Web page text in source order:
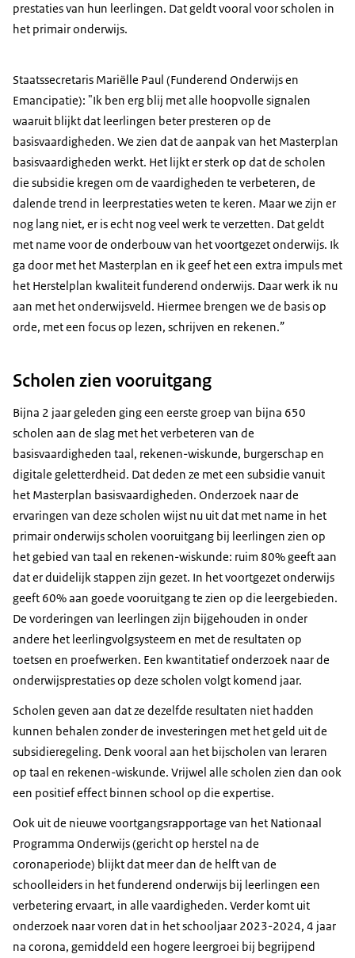
prestaties van hun leerlingen. Dat geldt vooral voor scholen in
het primair onderwijs.
Staatssecretaris Mariëlle Paul (Funderend Onderwijs en
Emancipatie): "Ik ben erg blij met alle hoopvolle signalen
waaruit blijkt dat leerlingen beter presteren op de
basisvaardigheden. We zien dat de aanpak van het Masterplan
basisvaardigheden werkt. Het lijkt er sterk op dat de scholen
die subsidie kregen om de vaardigheden te verbeteren, de
dalende trend in leerprestaties weten te keren. Maar we zijn er
nog lang niet, er is echt nog veel werk te verzetten. Dat geldt
met name voor de onderbouw van het voortgezet onderwijs. Ik
ga door met het Masterplan en ik geef het een extra impuls met
het Herstelplan kwaliteit funderend onderwijs. Daar werk ik nu
aan met het onderwijsveld. Hiermee brengen we de basis op
orde, met een focus op lezen, schrijven en rekenen.”
Scholen zien vooruitgang
Bijna 2 jaar geleden ging een eerste groep van bijna 650
scholen aan de slag met het verbeteren van de
basisvaardigheden taal, rekenen-wiskunde, burgerschap en
digitale geletterdheid. Dat deden ze met een subsidie vanuit
het Masterplan basisvaardigheden. Onderzoek naar de
ervaringen van deze scholen wijst nu uit dat met name in het
primair onderwijs scholen vooruitgang bij leerlingen zien op
het gebied van taal en rekenen-wiskunde: ruim 80% geeft aan
dat er duidelijk stappen zijn gezet. In het voortgezet onderwijs
geeft 60% aan goede vooruitgang te zien op die leergebieden.
De vorderingen van leerlingen zijn bijgehouden in onder
andere het leerlingvolgsysteem en met de resultaten op
toetsen en proefwerken. Een kwantitatief onderzoek naar de
onderwijsprestaties op deze scholen volgt komend jaar.
Scholen geven aan dat ze dezelfde resultaten niet hadden
kunnen behalen zonder de investeringen met het geld uit de
subsidieregeling. Denk vooral aan het bijscholen van leraren
op taal en rekenen-wiskunde. Vrijwel alle scholen zien dan ook
een positief effect binnen school op die expertise.
Ook uit de nieuwe voortgangsrapportage van het Nationaal
Programma Onderwijs (gericht op herstel na de
coronaperiode) blijkt dat meer dan de helft van de
schoolleiders in het funderend onderwijs bij leerlingen een
verbetering ervaart, in alle vaardigheden. Verder komt uit
onderzoek naar voren dat in het schooljaar 2023-2024, 4 jaar
na corona, gemiddeld een hogere leergroei bij begrijpend